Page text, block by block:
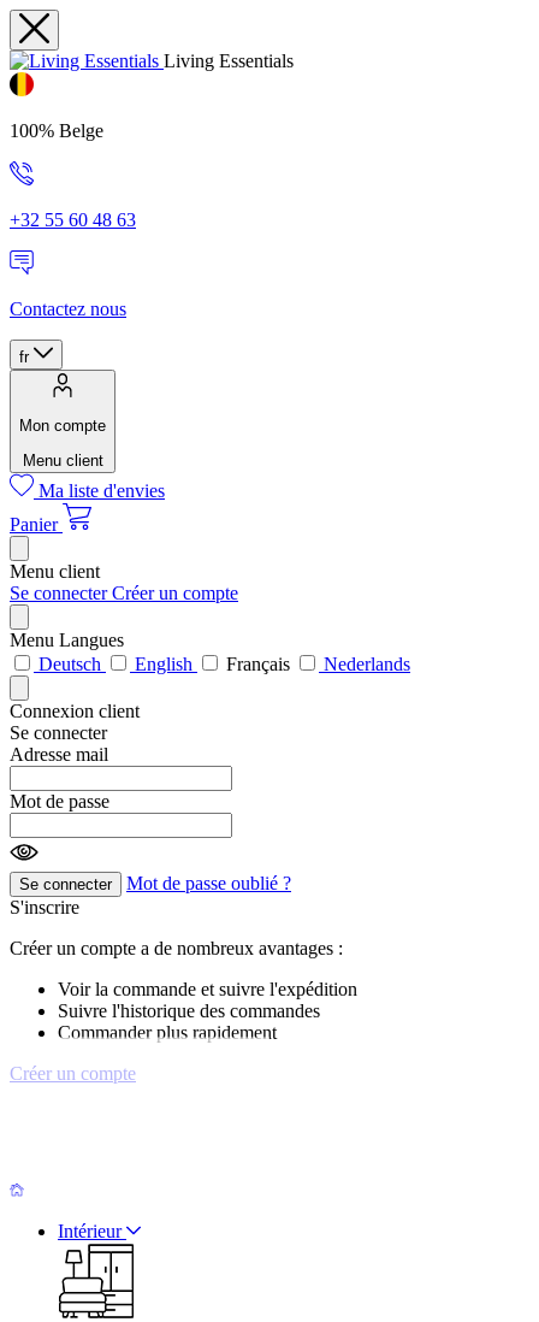
Living Essentials
100% Belge
+32 55 60 48 63
Contactez nous
fr
Mon compte
Menu client
Ma liste d'envies
Panier
Menu client
Se connecterCréer un compte
Menu Langues
Deutsch
English Français Nederlands
Connexion client
Se connecter
Adresse mail
Mot de passe
Se connecter
Mot de passe oublié ?
S'inscrire
Créer un compte a de nombreux avantages :
Voir la commande et suivre l'expédition
Suivre l'historique des commandes
Commander plus rapidement
Créer un compte
Intérieur